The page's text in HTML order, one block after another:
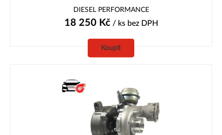
DIESEL PERFORMANCE
18 250 Kč/ ks bez DPH
Koupit